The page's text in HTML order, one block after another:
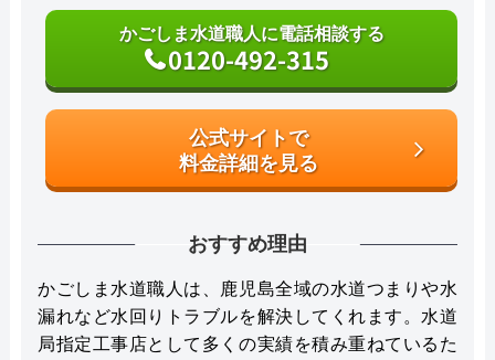
かごしま水道職人に電話相談する
0120-492-315
公式サイトで
料金詳細を見る
おすすめ理由
かごしま水道職人は、鹿児島全域の水道つまりや水
漏れなど水回りトラブルを解決してくれます。水道
局指定工事店として多くの実績を積み重ねているた